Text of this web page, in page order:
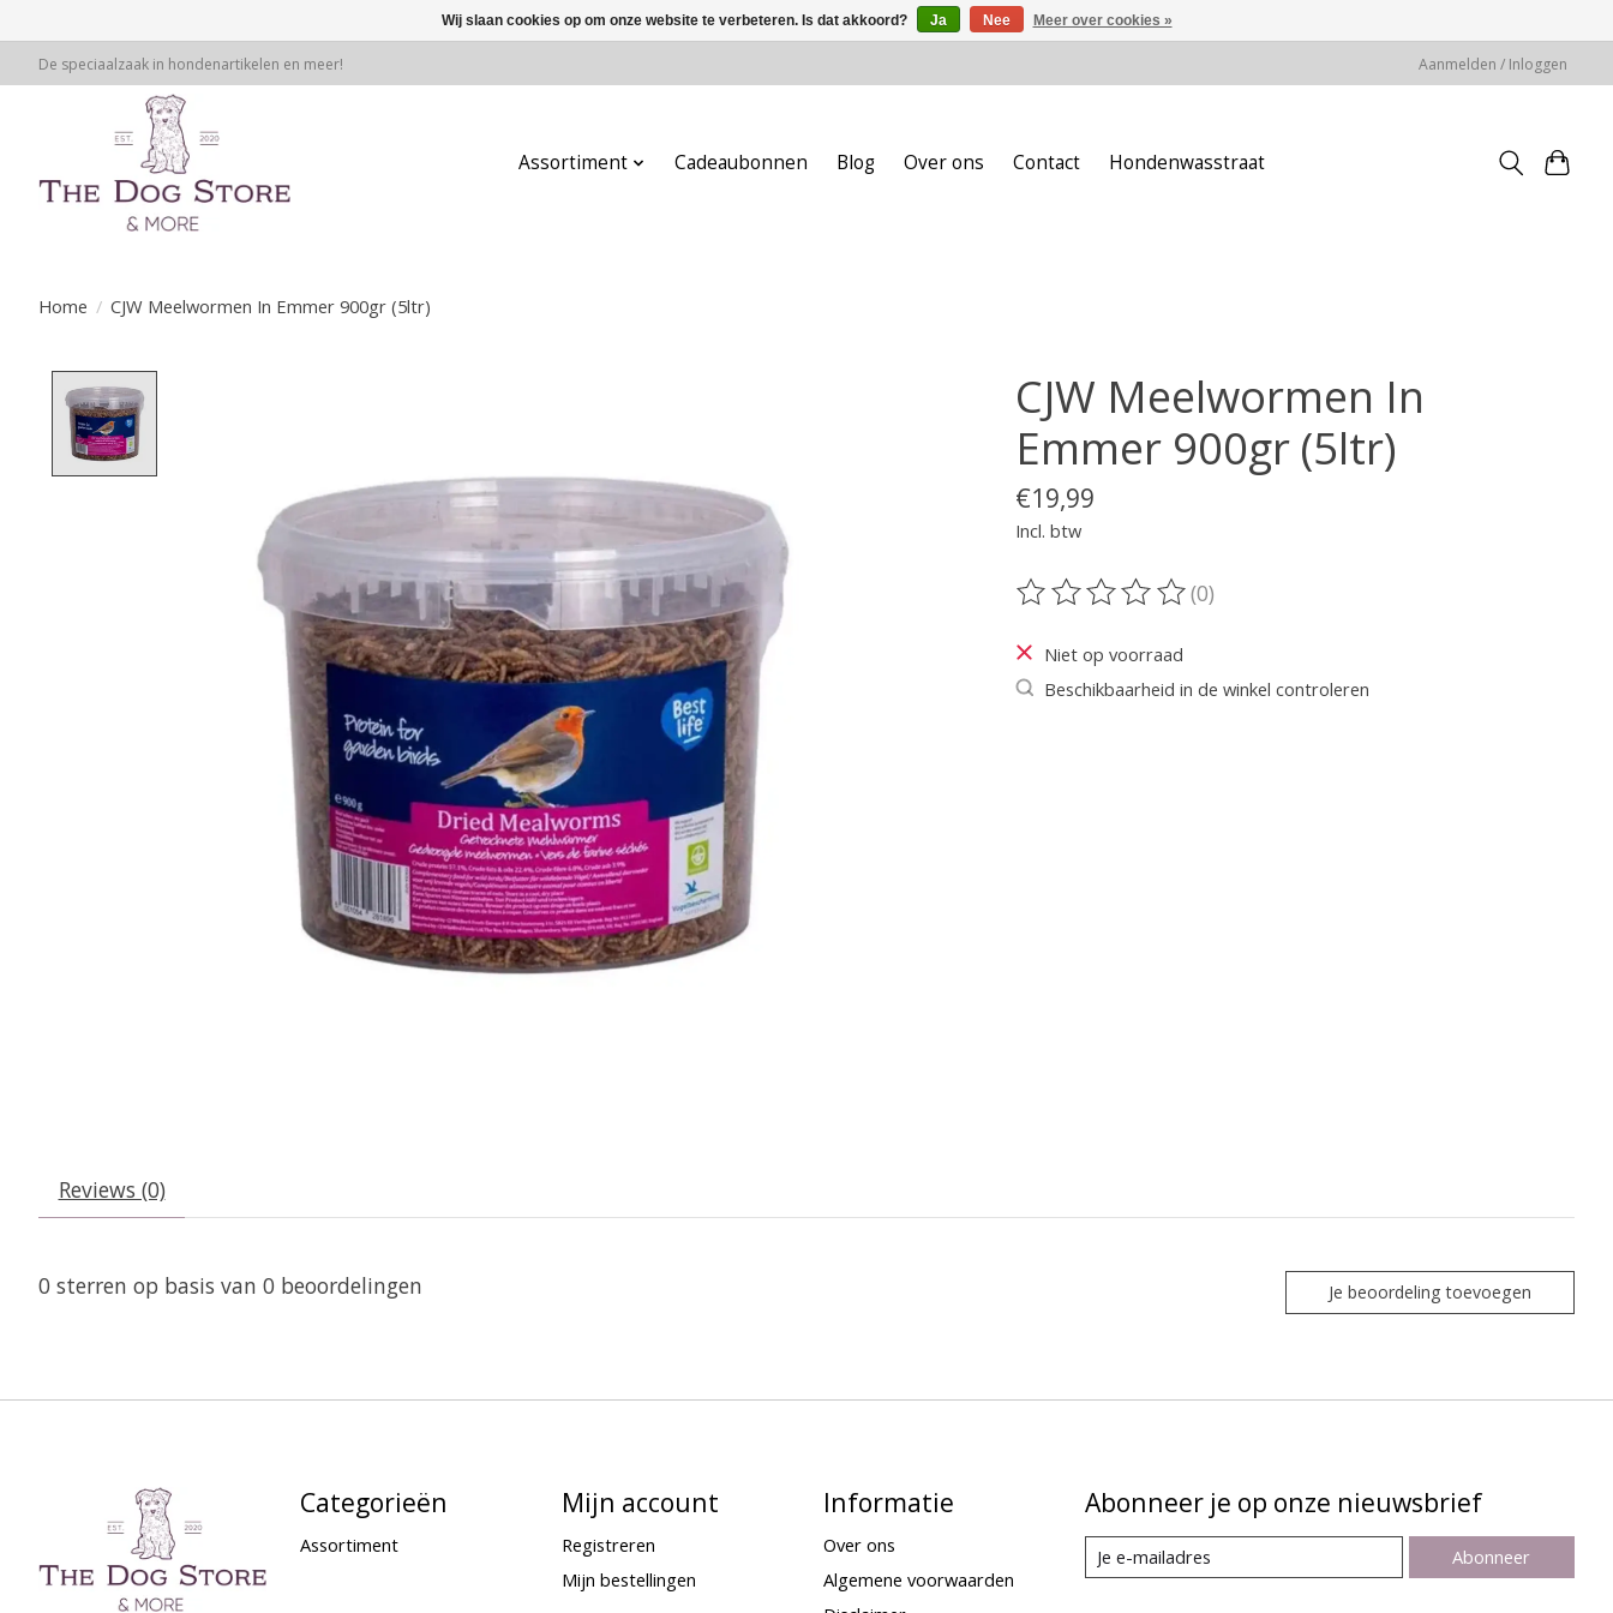
De speciaalzaak in hondenartikelen en meer! Aanmelden / Inloggen
Assortiment Cadeaubonnen Blog Over ons Contact Hondenwasstraat
Home / CJW Meelwormen In Emmer 900gr (5ltr)
CJW Meelwormen In
Emmer 900gr (5ltr)
€19,99
Incl. btw
De beoordeling van dit product is
(0)
Niet op voorraad
Beschikbaarheid in de winkel controleren
Reviews (0)
0 sterren op basis van 0 beoordelingen Je beoordeling toevoegen
Categorieën
Assortiment
Mijn account
Registreren
Mijn bestellingen
Informatie
Over ons
Algemene voorwaarden
Abonneer je op onze nieuwsbrief
Abonneer
Wij slaan cookies op om onze website te verbeteren. Is dat akkoord? Ja Nee Meer over cookies »